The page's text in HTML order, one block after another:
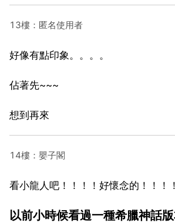
13樓：匿名使用者
好像有點印象。。。。
佔著先~~~
想到再來
14樓：嬰子閣
看小龍人吧！！！！好懷念的！！！
以前小時候看過一種希臘神話